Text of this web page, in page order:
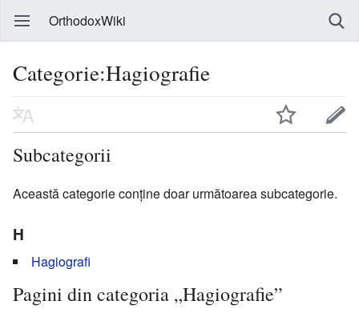
OrthodoxWiki
Categorie:Hagiografie
Subcategorii
Această categorie conține doar următoarea subcategorie.
H
Hagiografi
Pagini din categoria „Hagiografie”